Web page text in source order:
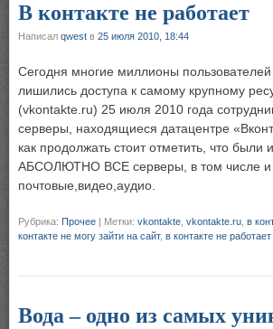
В контакте не работает
Написал qwest в 25 июля 2010, 18:44
Сегодня многие миллионы пользователей
лишились доступа к самому крупному
(vkontakte.ru) 25 июля 2010 года
серверы, находящиеся датацентре
как продолжать стоит отметить, что были
АБСОЛЮТНО ВСЕ серверы, в том числе и
почтовые,видео,аудио.
Рубрика: Прочее Метки: vkontakte vkontakte.ru в
контакте не могу зайти на сайт, в контакте не работает
Вода – одно из самых